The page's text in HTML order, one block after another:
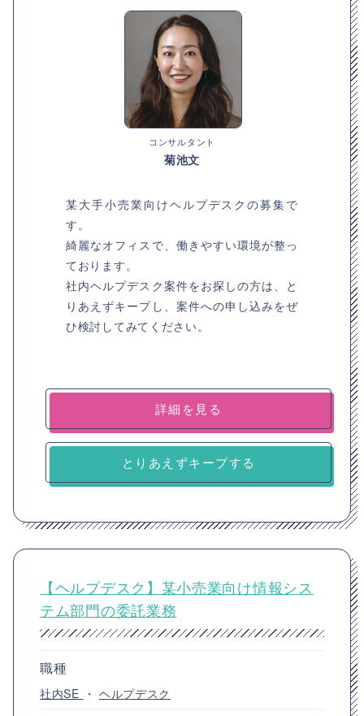
コンサルタント
菊池文
某大手小売業向けヘルプデスクの募集で
す。
綺麗なオフィスで、働きやすい環境が整っ
ております。
社内ヘルプデスク案件をお探しの方は、と
りあえずキープし、案件への申し込みをぜ
ひ検討してみてください。
詳細を見る
とりあえずキープする
【ヘルプデスク】某小売業向け情報シス
テム部門の委託業務
職種
社内SE ・ ヘルプデスク